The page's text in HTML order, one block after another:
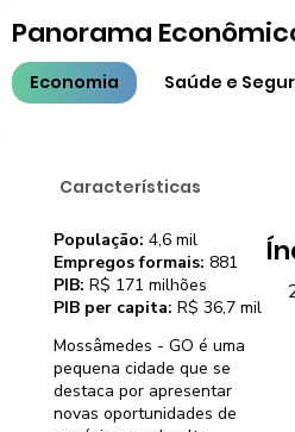
Características
Mossâmedes - GO é uma
pequena cidade que se
destaca por apresentar
novas oportunidades de
População: 4,6 mil
Empregos formais: 881
PIB: R$ 171 milhões
PIB per capita: R$ 36,7 mil
Economia Saúde e
Panorama